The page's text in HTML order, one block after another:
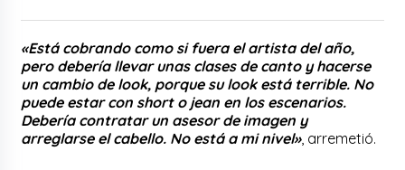
«Está cobrando como si fuera el artista del año,
pero debería llevar unas clases de canto y hacerse
un cambio de look, porque su look está terrible. No
puede estar con short o jean en los escenarios.
Debería contratar un asesor de imagen y
arreglarse el cabello. No está a mi nivel», arremetió.